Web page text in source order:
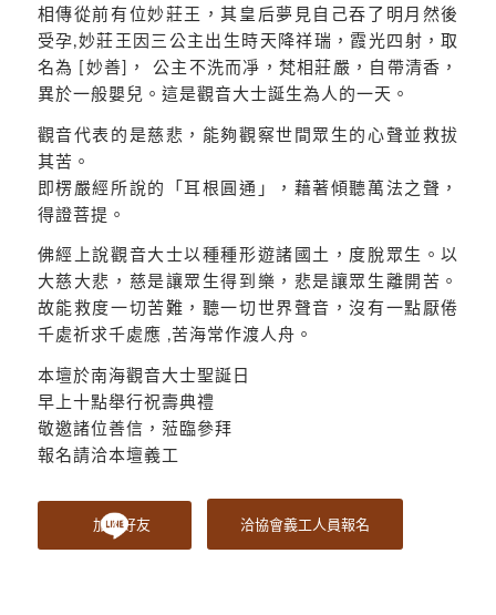
相傳從前有位妙莊王，其皇后夢見自己吞了明月然後
受孕,妙莊王因三公主出生時天降祥瑞，霞光四射，取
名為 [妙善]， 公主不洗而凈，梵相莊嚴，自帶清香，
異於一般嬰兒。這是觀音大士誕生為人的一天。
觀音代表的是慈悲，能夠觀察世間眾生的心聲並救拔
其苦。
即楞嚴經所說的「耳根圓通」，藉著傾聽萬法之聲，
得證菩提。
佛經上說觀音大士以種種形遊諸國土，度脫眾生。以
大慈大悲，慈是讓眾生得到樂，悲是讓眾生離開苦。
故能救度一切苦難，聽一切世界聲音，沒有一點厭倦
千處祈求千處應 ,苦海常作渡人舟。
本壇於南海觀音大士聖誕日
早上十點舉行祝壽典禮
敬邀諸位善信，蒞臨參拜
報名請洽本壇義工
加入好友 洽協會義工人員報名